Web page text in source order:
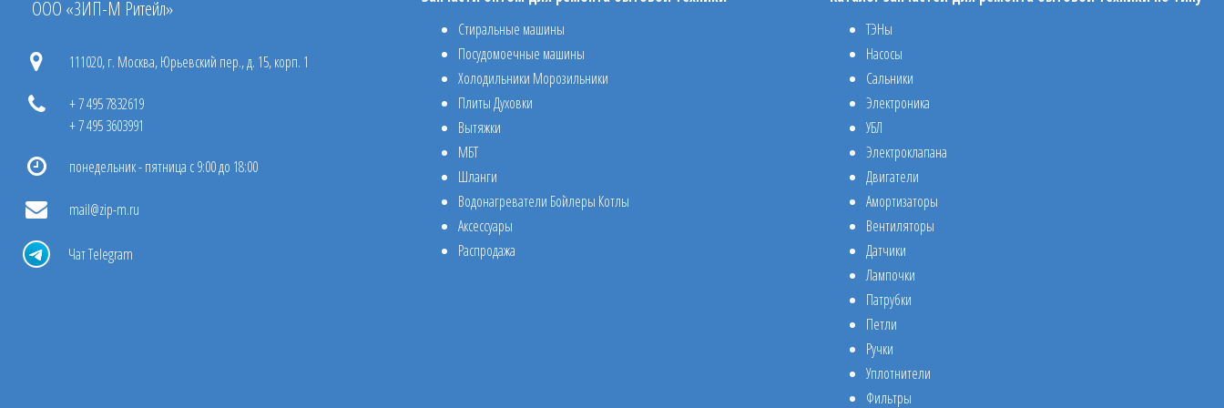
ООО «ЗИП-М Ритейл»
111020, г. Москва, Юрьевский пер., д. 15, корп. 1
+ 7 495 7832619
+ 7 495 3603991
понедельник - пятница с 9:00 до 18:00
mail@zip-m.ru
Чат Telegram
Стиральные машины
Посудомоечные машины
Холодильники Морозильники
Плиты Духовки
Вытяжки
МБТ
Шланги
Водонагреватели Бойлеры Котлы
Аксессуары
Распродажа
ТЭНы
Насосы
Сальники
Электроника
УБЛ
Электроклапана
Двигатели
Амортизаторы
Вентиляторы
Датчики
Лампочки
Патрубки
Петли
Ручки
Уплотнители
Фильтры